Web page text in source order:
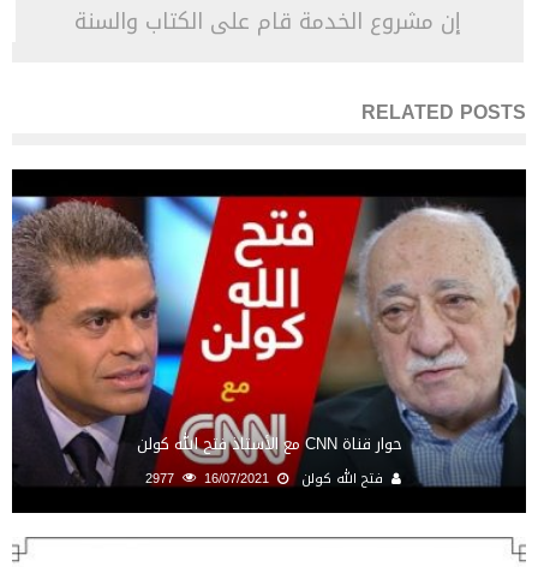
إن مشروع الخدمة قام على الكتاب والسنة
RELATED POSTS
حوار قناة CNN مع الأستاذ فتح الله كولن
فتح الله كولن 16/07/2021
2977